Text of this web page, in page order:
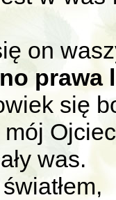
on
prawa
się
was.